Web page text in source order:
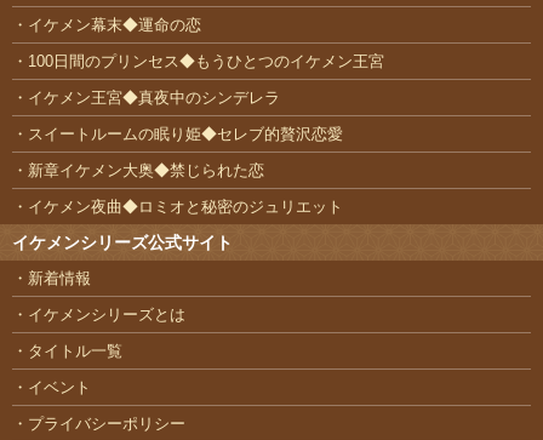
イケメン幕末◆運命の恋
100日間のプリンセス◆もうひとつのイケメン王宮
イケメン王宮◆真夜中のシンデレラ
スイートルームの眠り姫◆セレブ的贅沢恋愛
新章イケメン大奥◆禁じられた恋
イケメン夜曲◆ロミオと秘密のジュリエット
イケメンシリーズ公式サイト
新着情報
イケメンシリーズとは
タイトル一覧
イベント
プライバシーポリシー